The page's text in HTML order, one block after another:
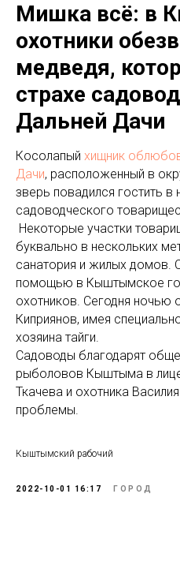
Мишка всё: в
охотники
медведя,
страхе
Дальней Дачи
Косолапый хищник
Дачи, расположенный в
зверь повадился гостить в
садоводческого
Некоторые участки
буквально в нескольких
санатория и жилых домов.
помощью в Кыштымское
охотников. Сегодня ночью
Киприянов, имея
хозяина тайги.
Садоводы благодарят
рыболовов Кыштыма в лице
Ткачева и охотника
проблемы.
Кыштымский рабочий
2022-10-01 16:17 ГОРОД